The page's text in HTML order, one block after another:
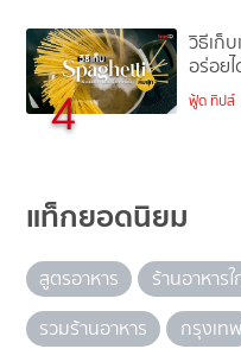
4
วิธีเก็
อร่อย
ฟู้ด ทิปส์
แท็กยอดนิยม
สูตรอาหาร ร้านอาหาร
รวมร้านอาหาร
กรุงเทพ